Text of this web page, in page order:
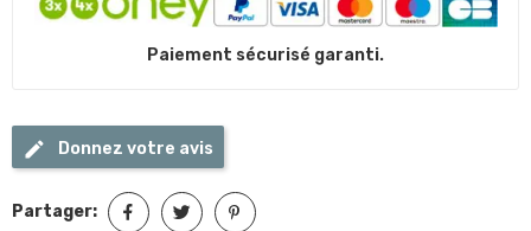
Paiement sécurisé garanti.
Donnez votre avis
Partager: